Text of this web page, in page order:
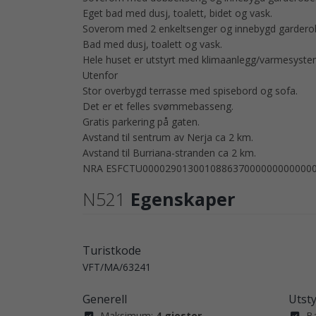
Eget bad med dusj, toalett, bidet og vask.
Soverom med 2 enkeltsenger og innebygd
Bad med dusj, toalett og vask.
Hele huset er utstyrt med klimaanlegg/
Utenfor
Stor overbygd terrasse med spisebord og sofa.
Det er et felles svømmebasseng.
Gratis parkering på gaten.
Avstand til sentrum av Nerja ca 2 km.
Avstand til Burriana-stranden ca 2 km.
NRA
N521 Egenskaper
Turistkode
VFT/MA/63241
Generell